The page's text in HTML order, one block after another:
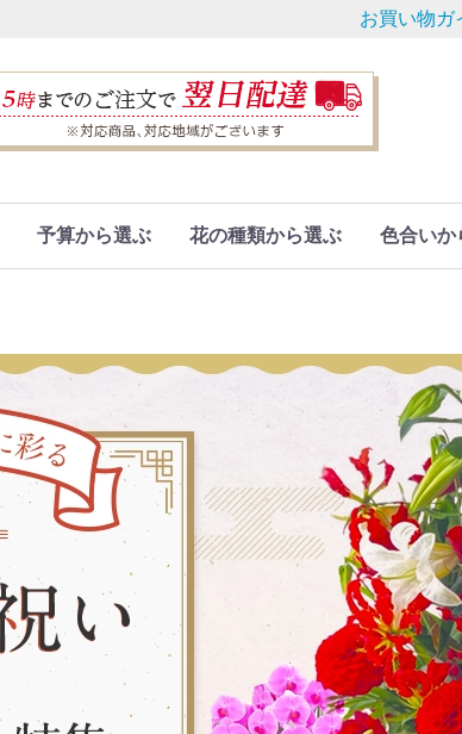
お買い物ガ
予算から選ぶ 花の種類から選ぶ 色合いか